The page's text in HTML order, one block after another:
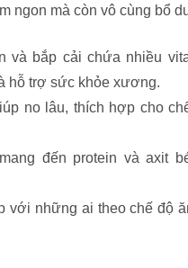
ngon mà còn vô cùng bổ
và bắp cải chứa nhiều
hỗ trợ sức khỏe xương.
no lâu, thích hợp cho
đến protein và axit
với những ai theo chế độ